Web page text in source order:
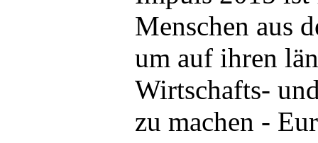
Menschen aus
um auf ihren
Wirtschafts-
zu machen -